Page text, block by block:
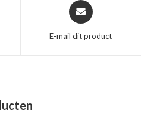
Opent
in
nieuw
E-mail dit product